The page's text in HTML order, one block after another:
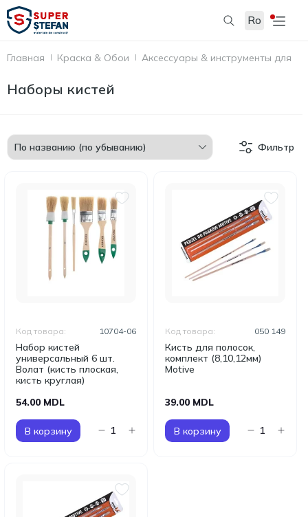
Ro
Главная Краска & Обои Аксессуары & инструменты для
Наборы кистей
Фильтр
Набор кистей
универсальный 6 шт.
Волат (кисть плоская,
кисть круглая)
Код товара: 10704-06
54.00 MDL
В корзину
Кисть для полосок,
комплект (8,10,12мм)
Motive
Код товара: 050 149
39.00 MDL
В корзину